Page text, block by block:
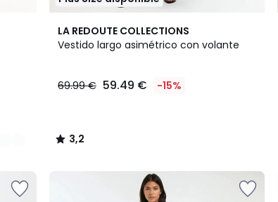
LA REDOUTE COLLECTIONS
Vestido largo asimétrico con volante
69.99 € 59.49 € -15%
3,2
/ 5
3,2
/